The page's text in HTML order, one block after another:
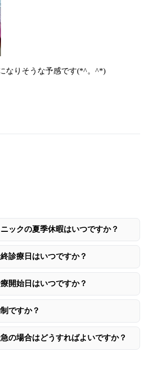
なりそうな予感です(*^。^*)
ックの夏季休暇はいつですか？
診療日はいつですか？
開始日はいつですか？
ですか？
の場合はどうすればよいですか？